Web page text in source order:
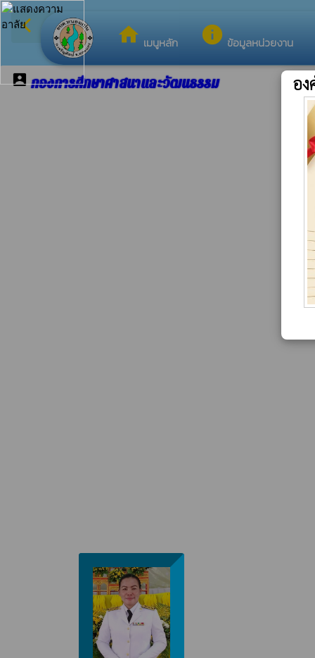
home เมนูหลัก info ข้อมูลหน่วยงาน
arrow_back_ios กลับเมนูหลัก
account_boxกองการศึกษาศาสนาและวัฒนธรรม อ